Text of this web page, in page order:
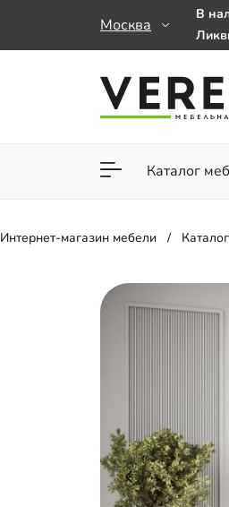
Москва
В
Каталог
Интернет-магазин мебели